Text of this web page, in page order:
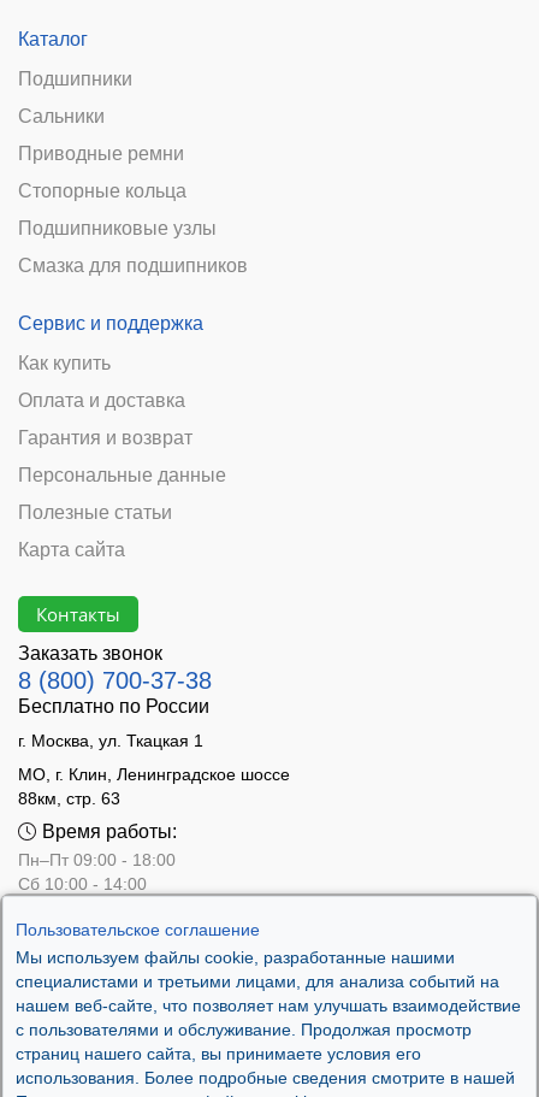
Пользовательское соглашение
Мы используем файлы cookie, разработанные нашими
специалистами и третьими лицами, для анализа событий на
нашем веб-сайте, что позволяет нам улучшать взаимодействие
с пользователями и обслуживание. Продолжая просмотр
страниц нашего сайта, вы принимаете условия его
использования. Более подробные сведения смотрите в нашей
Каталог
Подшипники
Сальники
Приводные ремни
Стопорные кольца
Подшипниковые узлы
Смазка для подшипников
Сервис и поддержка
Как купить
Оплата и доставка
Гарантия и возврат
Персональные данные
Полезные статьи
Карта сайта
Контакты
Заказать звонок
8 (800) 700-37-38
Бесплатно по России
г. Москва, ул. Ткацкая 1
МО, г. Клин, Ленинградское шоссе
88км, стр. 63
Время работы:
Пн–Пт 09:00 - 18:00
Сб 10:00 - 14:00